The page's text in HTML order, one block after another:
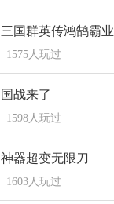
三国群英传鸿鹄霸业
| 1575人玩过
国战来了
| 1598人玩过
神器超变无限刀
| 1603人玩过